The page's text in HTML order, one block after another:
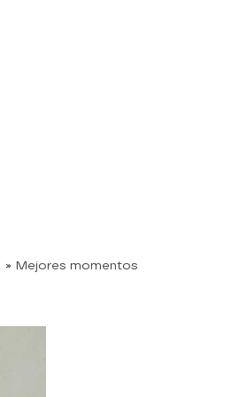
» Mejores momentos